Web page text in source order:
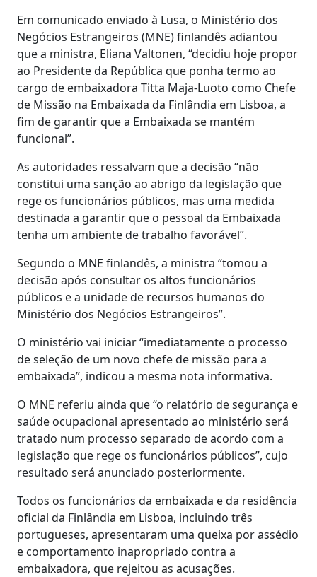
Em comunicado enviado à Lusa, o Ministério dos
Negócios Estrangeiros (MNE) finlandês adiantou
que a ministra, Eliana Valtonen, “decidiu hoje propor
ao Presidente da República que ponha termo ao
cargo de embaixadora Titta Maja-Luoto como Chefe
de Missão na Embaixada da Finlândia em Lisboa, a
fim de garantir que a Embaixada se mantém
funcional”.
As autoridades ressalvam que a decisão “não
constitui uma sanção ao abrigo da legislação que
rege os funcionários públicos, mas uma medida
destinada a garantir que o pessoal da Embaixada
tenha um ambiente de trabalho favorável”.
Segundo o MNE finlandês, a ministra “tomou a
decisão após consultar os altos funcionários
públicos e a unidade de recursos humanos do
Ministério dos Negócios Estrangeiros”.
O ministério vai iniciar “imediatamente o processo
de seleção de um novo chefe de missão para a
embaixada”, indicou a mesma nota informativa.
O MNE referiu ainda que “o relatório de segurança e
saúde ocupacional apresentado ao ministério será
tratado num processo separado de acordo com a
legislação que rege os funcionários públicos”, cujo
resultado será anunciado posteriormente.
Todos os funcionários da embaixada e da residência
oficial da Finlândia em Lisboa, incluindo três
portugueses, apresentaram uma queixa por assédio
e comportamento inapropriado contra a
embaixadora, que rejeitou as acusações.